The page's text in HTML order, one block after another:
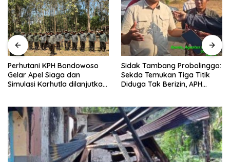
Perhutani KPH Bondowoso
Gelar Apel Siaga dan
Simulasi Karhutla dilanjutkan
Sidak Tambang Probolinggo:
Sekda Temukan Tiga Titik
Diduga Tak Berizin, APH